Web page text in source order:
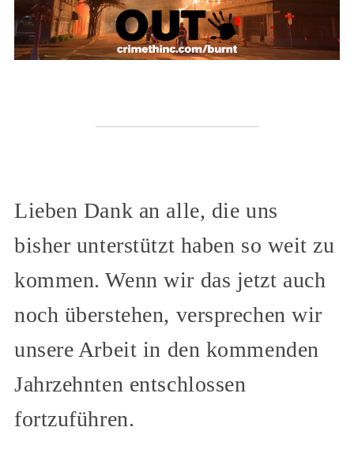
Lieben Dank an alle, die uns
bisher unterstützt haben so weit zu
kommen. Wenn wir das jetzt auch
noch überstehen, versprechen wir
unsere Arbeit in den kommenden
Jahrzehnten entschlossen
fortzuführen.